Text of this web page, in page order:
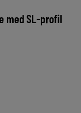
med SL-profil